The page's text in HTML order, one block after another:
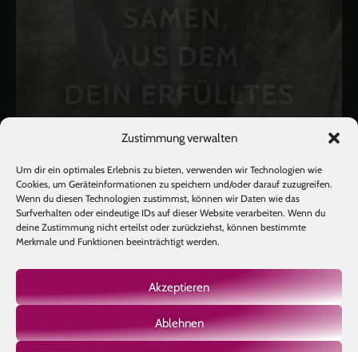
Zustimmung verwalten
Um dir ein optimales Erlebnis zu bieten, verwenden wir Technologien wie
Cookies, um Geräteinformationen zu speichern und/oder darauf zuzugreifen.
Wenn du diesen Technologien zustimmst, können wir Daten wie das
Surfverhalten oder eindeutige IDs auf dieser Website verarbeiten. Wenn du
deine Zustimmung nicht erteilst oder zurückziehst, können bestimmte
Merkmale und Funktionen beeinträchtigt werden.
Akzeptieren
Ablehnen